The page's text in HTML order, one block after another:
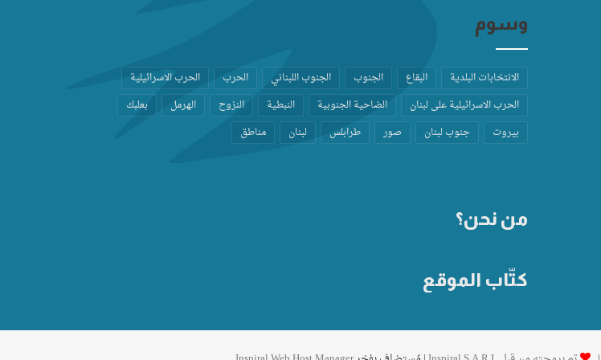
وسوم
الانتخابات البلدية البقاع الجنوب الجنوب اللبناني الحرب
الحرب الاسرائيلية
الحرب الاسرائيلية على لبنان
الضاحية الجنوبية النبطية النزوح الهرمل
بعلبك
بيروت
جنوب لبنان صور طرابلس لبنان مناطق
من نحن؟
كتّاب الموقع